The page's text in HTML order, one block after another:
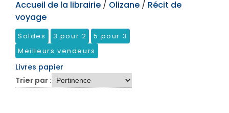
Accueil de la librairie / Olizane / Récit de
voyage
Soldes 3 pour 2
5 pour 3
Meilleurs vendeurs
Livres papier
Trier par :